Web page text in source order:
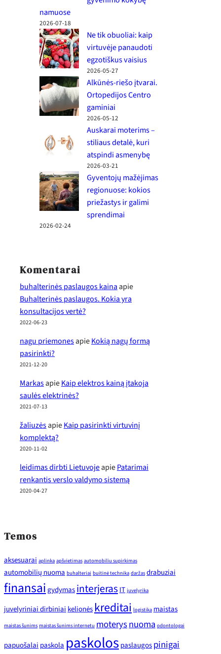
namuose
2026-07-18
Ne tik obuoliai: kaip
virtuvėje panaudoti
egzotiškus vaisius
2026-05-27
Alkūnės-riešo įtvarai.
Ortopedijos Centro
gaminiai
2026-05-12
Auskarai moterims –
stiliaus detalė, kuri
atspindi asmenybę
2026-03-21
Gyventojų mažėjimas
regionuose: kokios
priežastys ir galimi
sprendimai
2026-02-24
Komentarai
buhalterinės paslaugos kainaapie
Buhalterinės paslaugos. Kokia yra
konsultacijos vertė?
2022-06-23
nagu priemonesapieKokią nagų formą
pasirinkti?
2021-12-20
MarkasapieKaip elektros kainą įtakoja
saulės elektrinės?
2021-07-13
žaliuzėsapieKaip pasirinkti virtuvinį
komplektą?
2020-11-02
leidimas dirbti LietuvojeapiePatarimai
renkantis verslo valdymo sistemą
2020-04-27
Temos
aksesuarai aplinka apšvietimas automobiliu supirkimas
automobilių nuoma buhalteriai buitinė technika daržas drabuziai
finansai gydymasinterjerasIT juvelyrika
juvelyriniai dirbiniai kelionės kreditai logistika maistas
maistas šunims maistas šunims internetu moterysnuoma odontologai
papuošalai paskola paskolospaslaugospinigai